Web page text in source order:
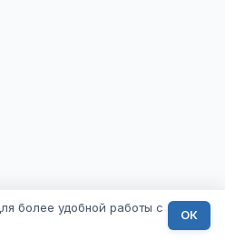
более удобной работы с
ОК